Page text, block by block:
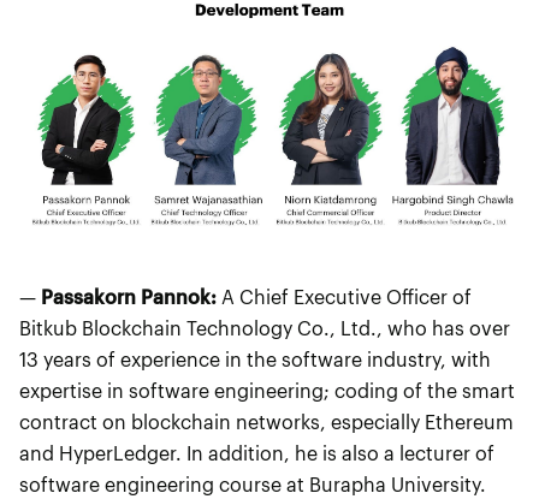
— Passakorn Pannok:A Chief Executive Officer of
Bitkub Blockchain Technology Co., Ltd., who has over
13 years of experience in the software industry, with
expertise in software engineering; coding of the smart
contract on blockchain networks, especially Ethereum
and HyperLedger. In addition, he is also a lecturer of
software engineering course at Burapha University.